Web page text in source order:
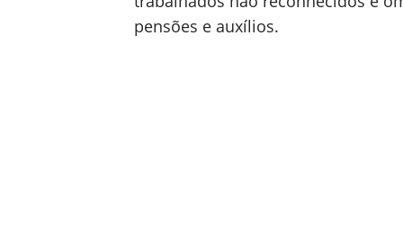
pensões e auxílios.